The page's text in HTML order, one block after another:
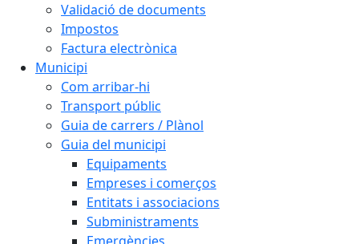
Validació de documents
Impostos
Factura electrònica
Municipi
Com arribar-hi
Transport públic
Guia de carrers / Plànol
Guia del municipi
Equipaments
Empreses i comerços
Entitats i associacions
Subministraments